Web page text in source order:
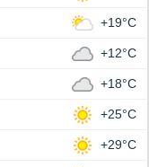
+19°C
+12°C
+18°C
+25°C
+29°C